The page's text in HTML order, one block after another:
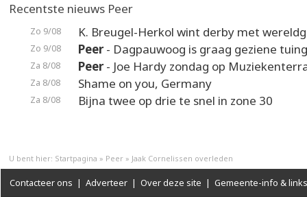
Recentste nieuws Peer
Zo 9/08 K. Breugel-Herkol wint derby met
Zo 9/08 Peer- Dagpauwoog is graag geziene
Za 8/08 Peer- Joe Hardy zondag op
Za 8/08 Shame on you, Germany
Za 8/08 Bijna twee op drie te snel in zone 30
U bent hier: Startpagina » Peer » Jaak Cornelissen overleden
Contacteer ons | Adverteer | Over deze site | Gemeente-info & links